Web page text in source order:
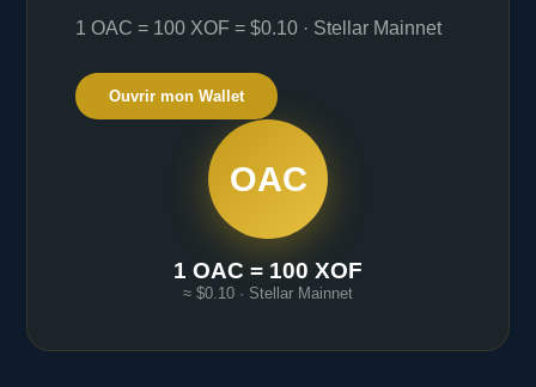
1 OAC = 100 XOF = $0.10 · Stellar Mainnet
Ouvrir mon Wallet
OAC
1 OAC = 100 XOF
≈ $0.10 · Stellar Mainnet